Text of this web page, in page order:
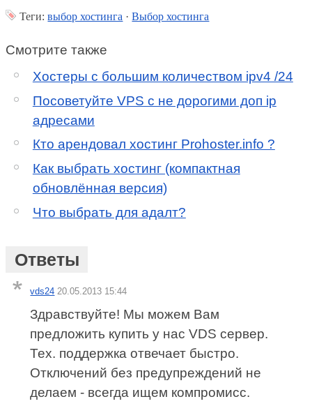
Теги:выбор хостинга ·Выбор хостинга
Смотрите также
Хостеры с большим количеством ipv4 /24
Посоветуйте VPS с не дорогими доп ip
адресами
Кто арендовал хостинг Prohoster.info ?
Как выбрать хостинг (компактная
обновлённая версия)
Что выбрать для адалт?
Ответы
vds24 20.05.2013 15:44
Здравствуйте! Мы можем Вам
предложить купить у нас VDS сервер.
Тех. поддержка отвечает быстро.
Отключений без предупреждений не
делаем - всегда ищем компромисс.